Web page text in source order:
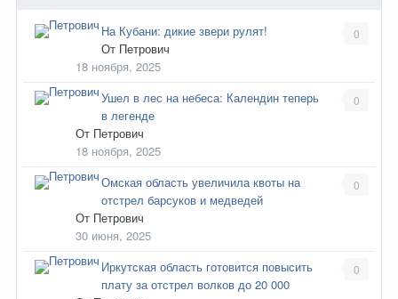
0
На Кубани: дикие звери рулят!
От Петрович
18 ноября, 2025
0
Ушел в лес на небеса: Календин теперь
в легенде
От Петрович
18 ноября, 2025
0
Омская область увеличила квоты на
отстрел барсуков и медведей
От Петрович
30 июня, 2025
0
Иркутская область готовится повысить
плату за отстрел волков до 20 000